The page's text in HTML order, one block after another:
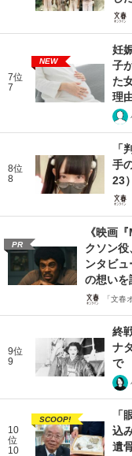
7位
7
NEW
妊
子
た
理
8位
8
「
手
23
PR
《映画
クソン
ンタビ
の想いを
「文春
9位
9
終
ナ
で
10
位
10
SCOOP!
「
込
遺